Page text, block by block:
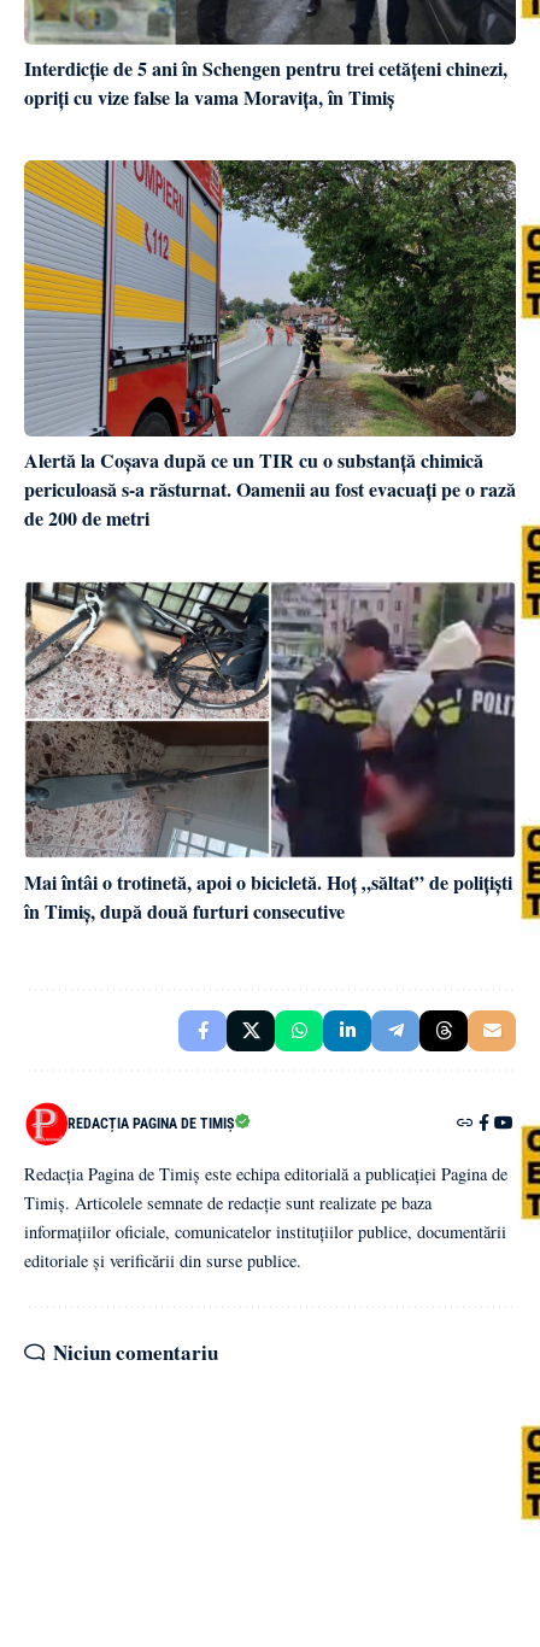
Interdicție de 5 ani în Schengen pentru trei cetățeni chinezi,
opriți cu vize false la vama Moravița, în Timiș
Alertă la Coșava după ce un TIR cu o substanță chimică
periculoasă s-a răsturnat. Oamenii au fost evacuați pe o rază
de 200 de metri
Mai întâi o trotinetă, apoi o bicicletă. Hoț „săltat” de polițiști
în Timiș, după două furturi consecutive
REDACȚIA PAGINA DE TIMIȘ
Redacția Pagina de Timiș este echipa editorială a publicației Pagina de
Timiș. Articolele semnate de redacție sunt realizate pe baza
informațiilor oficiale, comunicatelor instituțiilor publice, documentării
editoriale și verificării din surse publice.
Niciun comentariu